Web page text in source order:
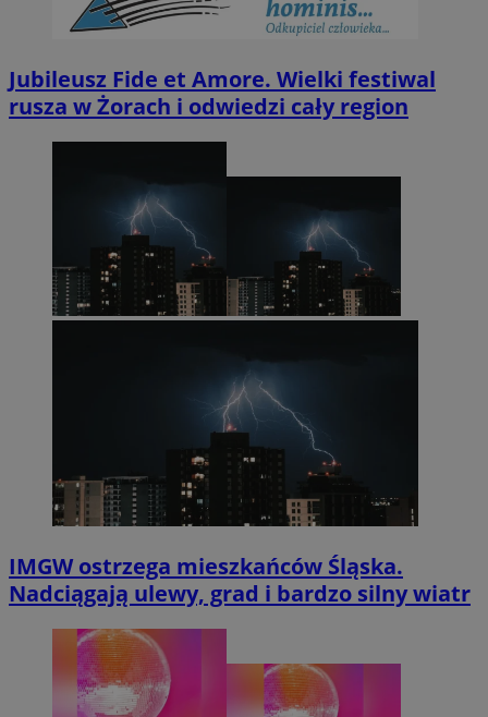
Jubileusz Fide et Amore. Wielki festiwal
rusza w Żorach i odwiedzi cały region
IMGW ostrzega mieszkańców Śląska.
Nadciągają ulewy, grad i bardzo silny wiatr